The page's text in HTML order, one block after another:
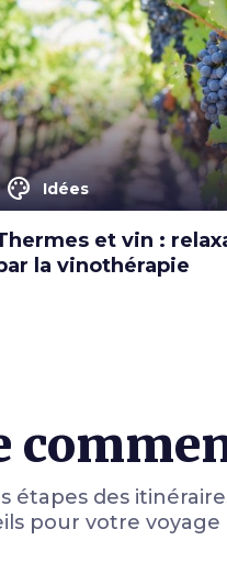
color_lens Idées
et vin :
la vinothérapie
étapes des
pour votre voyage